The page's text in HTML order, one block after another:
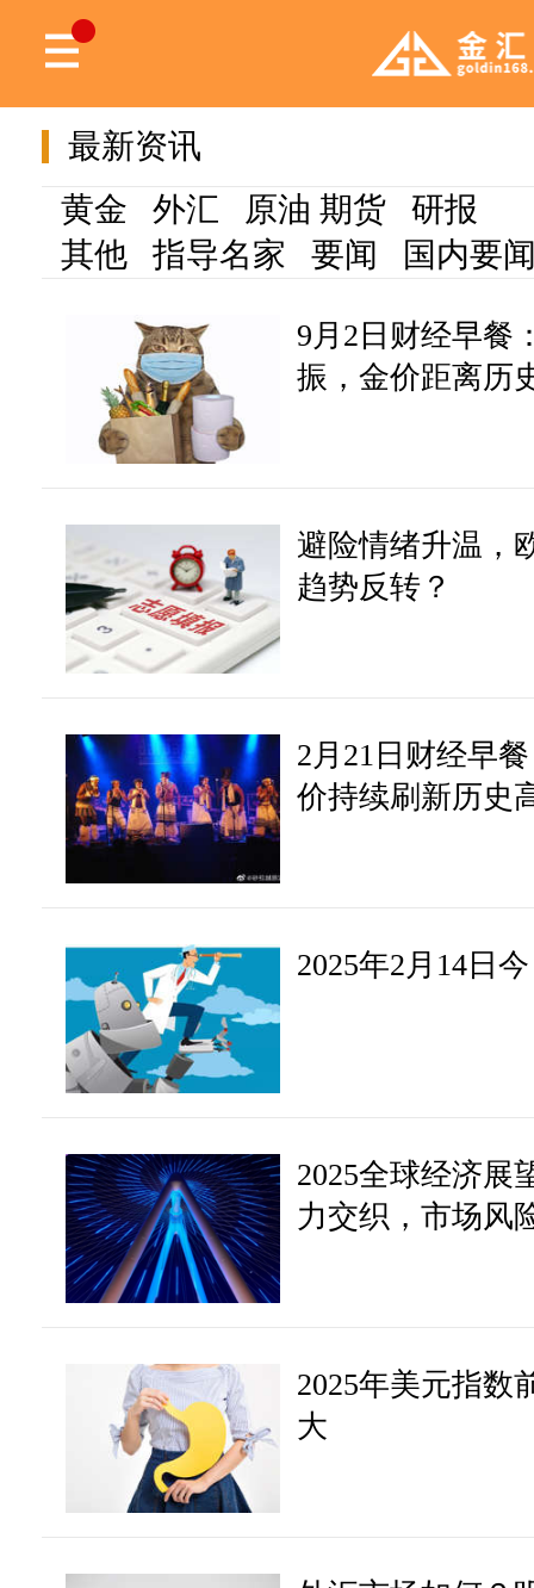
最新资讯
黄金
外汇 原油 期货
研报
其他
指导名家 要闻 国内要
9月2日财经早餐
振，金价距离历
避险情绪升温，
趋势反转？
2月21日财经早
价持续刷新历史
2025年2月14日
2025全球经济展
力交织，市场风
2025年美元指数
大